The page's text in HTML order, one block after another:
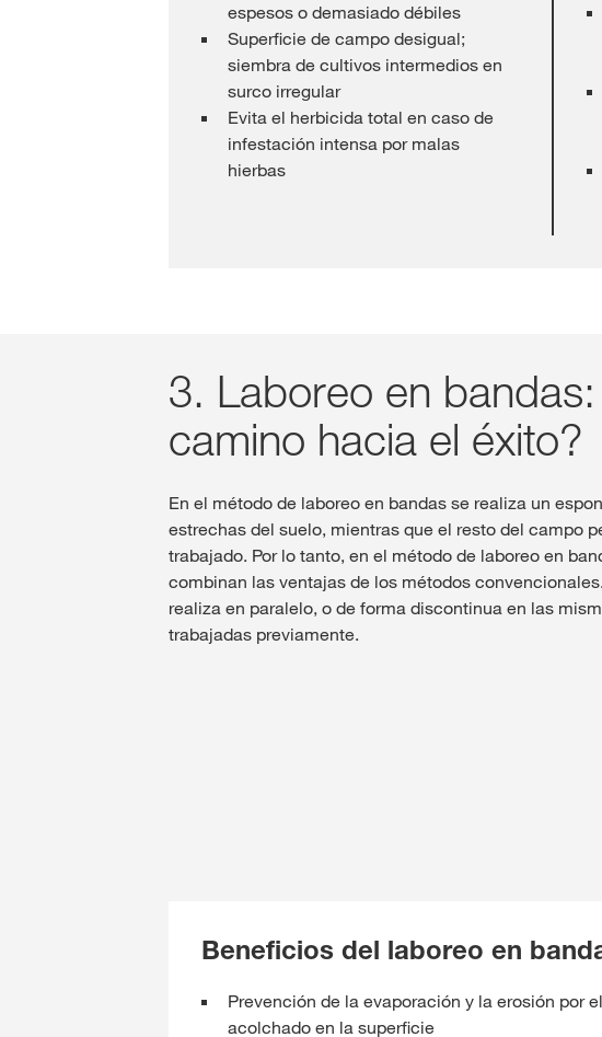
espesos o demasiado débiles
Superficie de campo desigual;
siembra de cultivos intermedios en
surco irregular
Evita el herbicida total en caso de
infestación intensa por malas
hierbas
3. Laboreo en
camino hacia el éxito?
En el método de laboreo en bandas se realiza un
estrechas del suelo, mientras que el resto del campo
trabajado. Por lo tanto, en el método de laboreo en
combinan las ventajas de los métodos
realiza en paralelo, o de forma discontinua en las
trabajadas previamente.
Beneficios del laboreo en
Prevención de la evaporación y la erosión por
acolchado en la superficie